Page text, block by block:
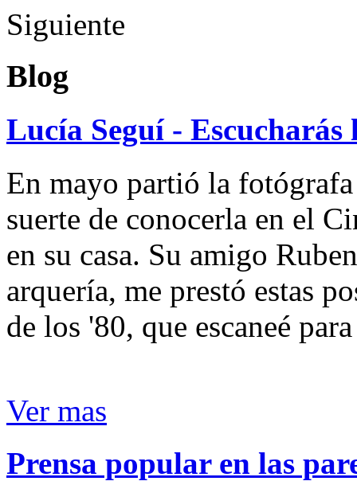
Siguiente
Blog
Lucía Seguí - Escucharás
En mayo partió la
suerte de conocerla en el
en su casa. Su amigo
arquería, me prestó estas
de los '80, que escaneé
Ver mas
Prensa popular en las